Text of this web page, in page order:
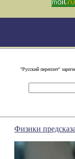
"Русский переплет"
Физики